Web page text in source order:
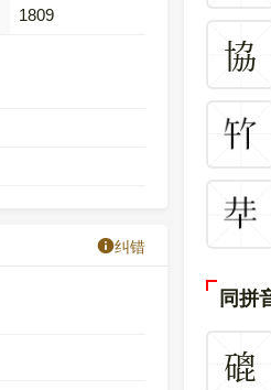
1809
纠错
協
同拼
磇